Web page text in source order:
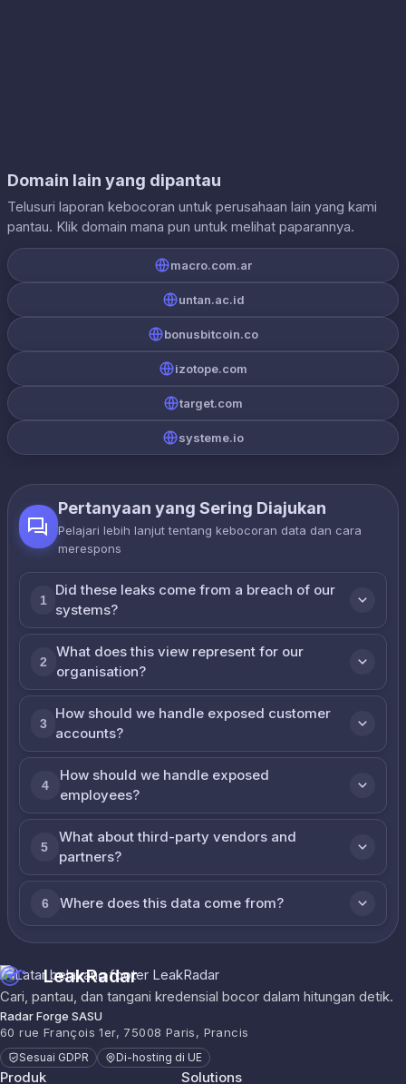
Domain lain yang dipantau
Telusuri laporan kebocoran untuk perusahaan lain yang kami
pantau. Klik domain mana pun untuk melihat paparannya.
macro.com.ar
untan.ac.id
bonusbitcoin.co
izotope.com
target.com
systeme.io
Pertanyaan yang Sering Diajukan
Pelajari lebih lanjut tentang kebocoran data dan cara
merespons
1
Did these leaks come from a breach of our
systems?
2
What does this view represent for our
organisation?
3
How should we handle exposed customer
accounts?
4
How should we handle exposed
employees?
5
What about third-party vendors and
partners?
6 Where does this data come from?
LeakRadar
Cari, pantau, dan tangani kredensial bocor dalam hitungan detik.
Radar Forge SASU
60 rue François 1er, 75008 Paris, Prancis
Sesuai GDPR Di-hosting di UE
Produk Solutions